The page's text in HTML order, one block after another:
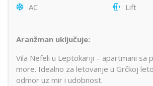
AC
Lift
Aranžman uključuje:
Vila Nefeli u Leptokariji – apartmani sa
more. Idealno za letovanje u Grčkoj
odmor uz mir i udobnost.